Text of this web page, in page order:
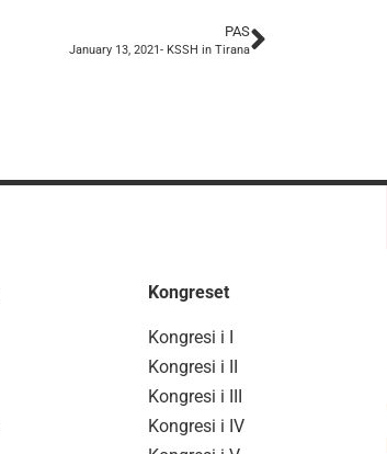
PAS
January 13, 2021- KSSH in Tirana
Kongreset
Kongresi i I
Kongresi i II
Kongresi i III
Kongresi i IV